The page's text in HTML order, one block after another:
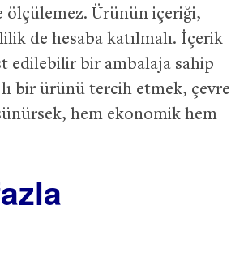
ölçülemez. Ürünün içeriği,
de hesaba katılmalı. İçerik
edilebilir bir ambalaja sahip
bir ürünü tercih etmek, çevre
hem ekonomik hem